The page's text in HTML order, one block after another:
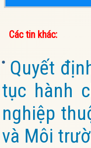
Các tin khác:
Quyết
tục hành
nghiệp
và Môi